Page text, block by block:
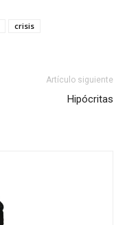
crisis
Artículo siguiente
Hipócritas